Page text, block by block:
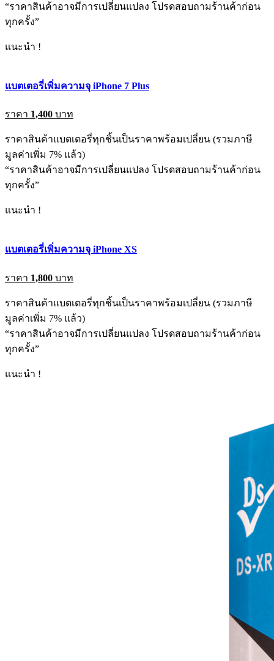
“ราคาสินค้าอาจมีการเปลี่ยนแปลง โปรดสอบถามร้านค้าก่อน
ทุกครั้ง”
แนะนำ !
แบตเตอรี่เพิ่มความจุ iPhone 7 Plus
ราคา 1,400 บาท
ราคาสินค้าแบตเตอรี่ทุกชิ้นเป็นราคาพร้อมเปลี่ยน (รวมภาษี
มูลค่าเพิ่ม 7% แล้ว)
“ราคาสินค้าอาจมีการเปลี่ยนแปลง โปรดสอบถามร้านค้าก่อน
ทุกครั้ง”
แนะนำ !
แบตเตอรี่เพิ่มความจุ iPhone XS
ราคา 1,800 บาท
ราคาสินค้าแบตเตอรี่ทุกชิ้นเป็นราคาพร้อมเปลี่ยน (รวมภาษี
มูลค่าเพิ่ม 7% แล้ว)
“ราคาสินค้าอาจมีการเปลี่ยนแปลง โปรดสอบถามร้านค้าก่อน
ทุกครั้ง”
แนะนำ !